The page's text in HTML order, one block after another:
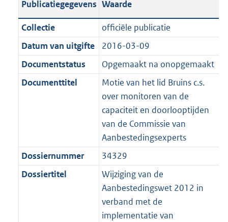
i
e
i
n
f
t
3
K
b
t
i
e
i
n
a
t
:
K
b
a
t
i
e
i
a
a
e
2
K
b
c
a
t
i
e
m
a
t
:
2
K
a
n
d
s
g
r
o
o
t
t
e
2
K
b
a
n
d
s
g
r
o
o
t
t
:
2
K
b
Publicatiegegevens Waarde
Collectie
officiële publicatie
Datum van uitgifte
2016-03-09
Documentstatus
Opgemaakt na onopgemaakt
Documenttitel
Motie van het lid Bruins c.s.
over monitoren van de
capaciteit en doorlooptijden
van de Commissie van
Aanbestedingsexperts
Dossiernummer
34329
Dossiertitel
Wijziging van de
Aanbestedingswet 2012 in
verband met de
implementatie van